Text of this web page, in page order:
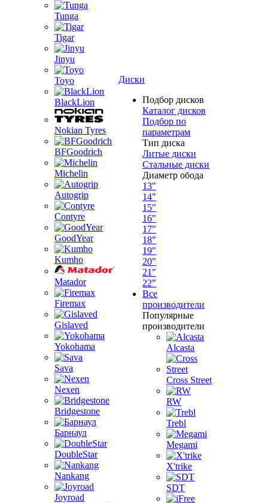
Tunga
Tigar
Jinyu
Toyo
BlackLion
Nokian Tyres
BFGoodrich
Michelin
Autogrip
Contyre
GoodYear
Kumho
Matador
Firemax
Gislaved
Yokohama
Sava
Nexen
Bridgestone
Барнаул
DoubleStar
Nankang
Joyroad
Диски
Подбор дисков
Каталог дисков
Подбор по
параметрам
Тип диска
Литые диски
Стальные диски
Диаметр обода
13"
14"
15"
16"
17"
18"
19"
20"
21"
22"
Все
производители
Популярные
производители
Alcasta
Cross Street
RW
Trebl
Megami
X'trike
SDT